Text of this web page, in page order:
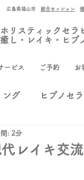
広島県福山市 統合セッション
ホリスティックセラ
癒し・レイキ・ヒプ
ービス ご予約 お
ング ヒプノセ
らせ
レイキ交
: 2分